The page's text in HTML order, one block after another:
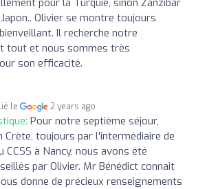
Olivier se montre toujours
Il recherche notre
tout et nous sommes très
son efficacité.
le 2 years ago
Pour notre septième séjour,
Crète, toujours par l'intermédiaire de
CCSS à Nancy, nous avons été
par Olivier. Mr Bénédict connait
donne de précieux renseignements